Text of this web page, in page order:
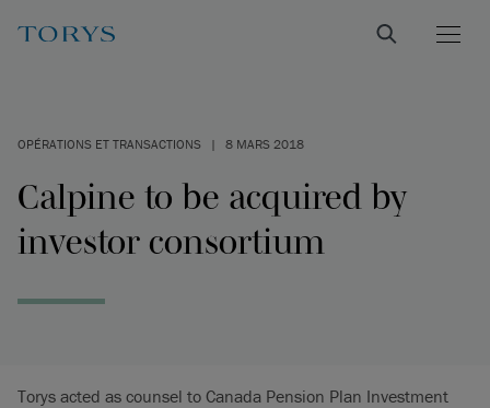
OPÉRATIONS ET TRANSACTIONS | 8 MARS 2018
Calpine to be acquired by
investor consortium
Torys acted as counsel to Canada Pension Plan Investment